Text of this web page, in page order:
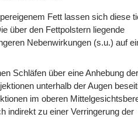
Fett lassen sich diese
über den Fettpolstern liegende
Nebenwirkungen (s.u.) auf
Schläfen über eine Anhebung
unterhalb der Augen
im oberen
indirekt zu einer Verringerung der